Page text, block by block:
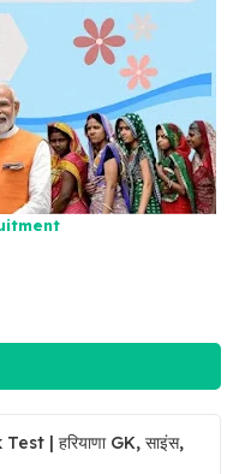
| हरियाणा GK, साइंस,